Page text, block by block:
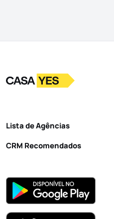
LogoIr para a homepage
Lista de Agências
CRM Recomendados